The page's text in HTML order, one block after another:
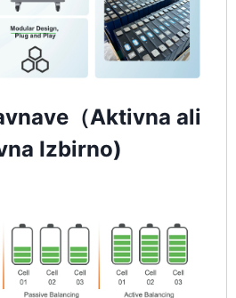
（Aktivna ali
Izbirno)